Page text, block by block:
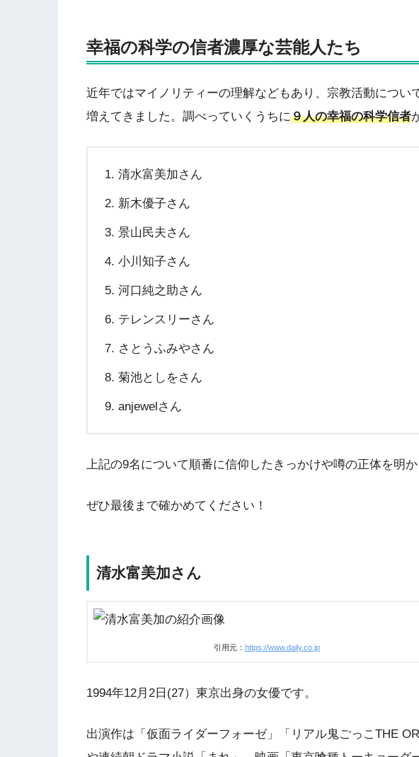
幸福の科学の信者濃厚な芸能人たち
近年ではマイノリティーの理解などもあり、宗教活動につい
増えてきました。調べっていくうちに９人の幸福の科学信者
清水富美加さん
新木優子さん
景山民夫さん
小川知子さん
河口純之助さん
テレンスリーさん
さとうふみやさん
菊池としをさん
anjewelさん
上記の9名について順番に信仰したきっかけや噂の正体を明か
ぜひ最後まで確かめてください！
清水富美加さん
引用元： https://www.daily.co.jp
1994年12月2日(27）東京出身の女優です。
出演作は「仮面ライダーフォーゼ」「リアル鬼ごっこTHE